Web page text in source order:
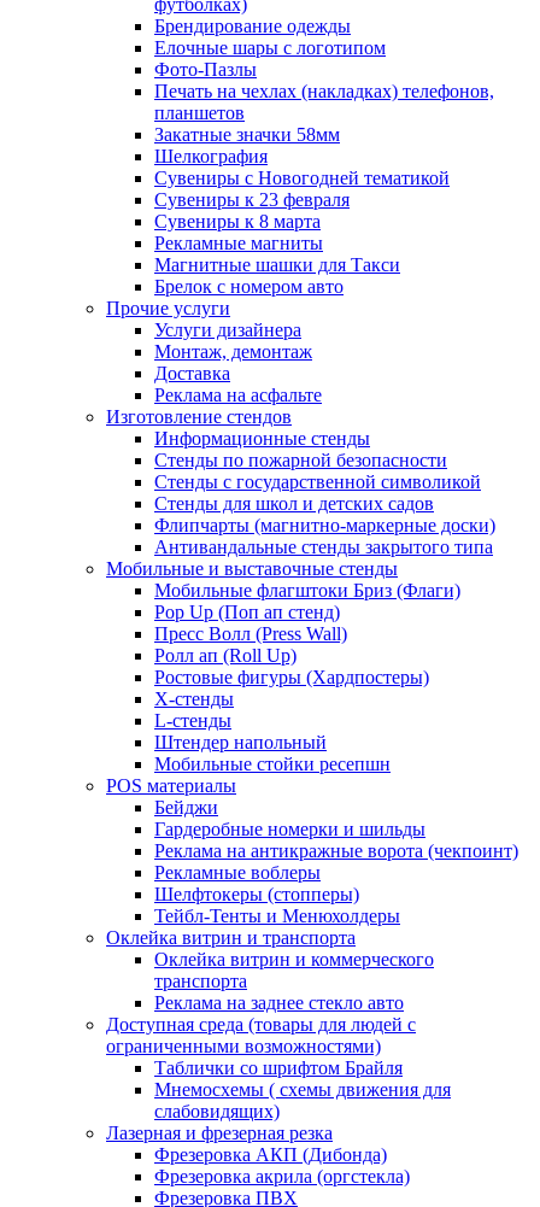
футболках)
Брендирование одежды
Елочные шары с логотипом
Фото-Пазлы
Печать на чехлах (накладках) телефонов,
планшетов
Закатные значки 58мм
Шелкография
Сувениры с Новогодней тематикой
Сувениры к 23 февраля
Сувениры к 8 марта
Рекламные магниты
Магнитные шашки для Такси
Брелок с номером авто
Прочие услуги
Услуги дизайнера
Монтаж, демонтаж
Доставка
Реклама на асфальте
Изготовление стендов
Информационные стенды
Стенды по пожарной безопасности
Стенды с государственной символикой
Стенды для школ и детских садов
Флипчарты (магнитно-маркерные доски)
Антивандальные стенды закрытого типа
Мобильные и выставочные стенды
Мобильные флагштоки Бриз (Флаги)
Pop Up (Поп ап стенд)
Пресс Волл (Press Wall)
Ролл ап (Roll Up)
Ростовые фигуры (Хардпостеры)
X-стенды
L-стенды
Штендер напольный
Мобильные стойки ресепшн
POS материалы
Бейджи
Гардеробные номерки и шильды
Реклама на антикражные ворота (чекпоинт)
Рекламные воблеры
Шелфтокеры (стопперы)
Тейбл-Тенты и Менюхолдеры
Оклейка витрин и транспорта
Оклейка витрин и коммерческого
транспорта
Реклама на заднее стекло авто
Доступная среда (товары для людей с
ограниченными возможностями)
Таблички со шрифтом Брайля
Мнемосхемы ( схемы движения для
слабовидящих)
Лазерная и фрезерная резка
Фрезеровка АКП (Дибонда)
Фрезеровка акрила (оргстекла)
Фрезеровка ПВХ